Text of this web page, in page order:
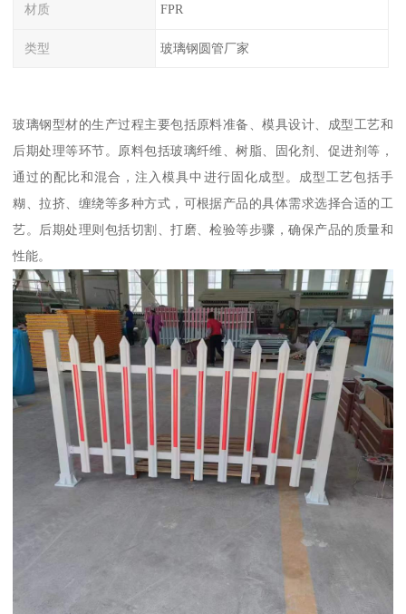
材质 FPR
类型 玻璃钢圆管厂家
玻璃钢型材的生产过程主要包括原料准备、模具设计、成型工艺和
后期处理等环节。原料包括玻璃纤维、树脂、固化剂、促进剂等，
通过的配比和混合，注入模具中进行固化成型。成型工艺包括手
糊、拉挤、缠绕等多种方式，可根据产品的具体需求选择合适的工
艺。后期处理则包括切割、打磨、检验等步骤，确保产品的质量和
性能。